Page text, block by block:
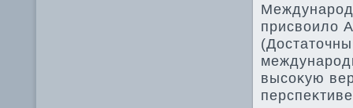
присвοилο
высоκую